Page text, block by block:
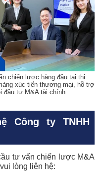
chiến lược hàng đầu tại thị
xúc tiến thương mại, hỗ trợ
đầu tư M&A tài chính
Công ty TNHH
tư vấn chiến lược M&A
lòng liên hệ: